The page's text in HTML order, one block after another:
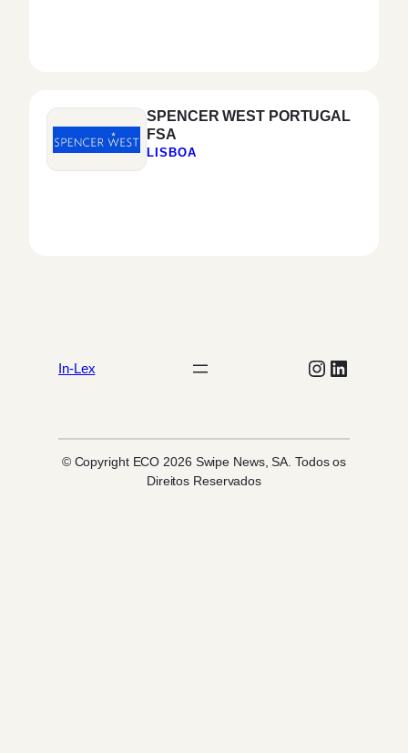
SPENCER WEST PORTUGAL
FSA
LISBOA
In-Lex Instagram
LinkedIn
© Copyright ECO 2026 Swipe News, SA. Todos os
Direitos Reservados